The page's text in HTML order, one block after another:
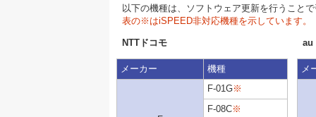
以下の機種は、ソフトウェア更新を行うこと
表の※はiSPEED非対応機種を示しています。
NTTドコモ
メーカー 機種
F-01G※
F-08C※
au
メ